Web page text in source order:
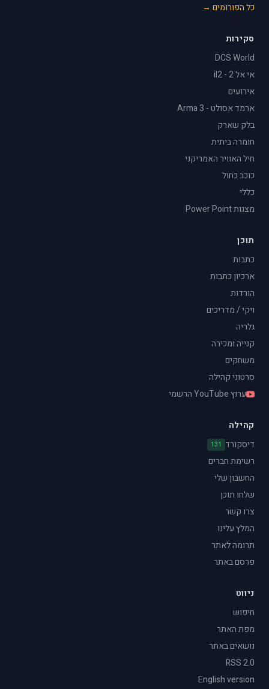
כל הפורומים →
סקירות
DCS World
אי אל 2 - il2
אירועים
ארמד אסולט - Arma 3
בלק שארק
חומרה ביתית
חיל האוויר האמריקני
כוכב כחול
כללי
מצגות Power Point
תוכן
כתבות
ארכיון כתבות
הורדות
ויקי / מדריכים
גלריה
קנייה ומכירה
משחקים
סרטוני קהילה
ערוץ YouTube הרשמי
קהילה
דיסקורד
131
רשימת חברים
החשבון שלי
שלחו תוכן
צרו קשר
המלץ עלינו
תרומה לאתר
פרסם באתר
ניווט
חיפוש
מפת האתר
נושאים באתר
RSS 2.0
English version